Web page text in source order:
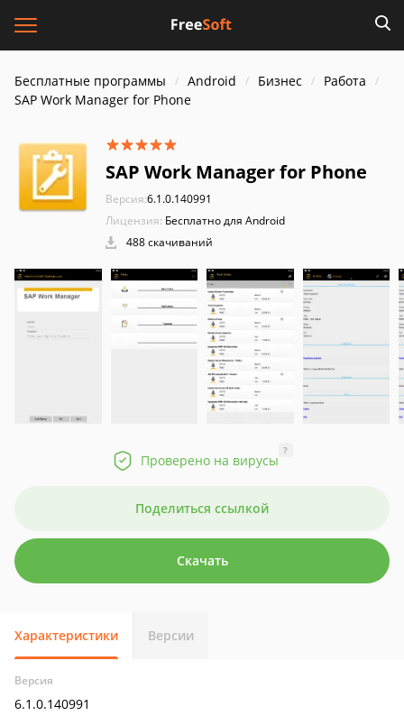
Бесплатные программы Android Бизнес
Работа
SAP Work Manager for Phone
SAP Work Manager for Phone
Версия:6.1.0.140991
Лицензия: Бесплатно для Android
488 скачиваний
Проверено на вирусы
?
Поделиться ссылкой
Скачать
Характеристики Версии
Версия
6.1.0.140991